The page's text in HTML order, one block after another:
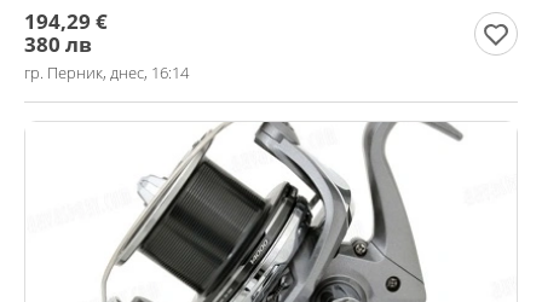
194,29 €
380 лв
гр. Перник, днес, 16:14